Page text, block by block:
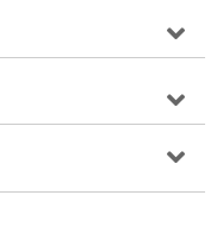
時文明幽暗的東方
詩歌、小說、戲劇傑